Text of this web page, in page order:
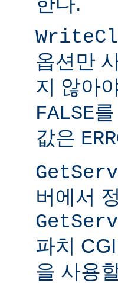
옵션만
지 않아
FALSE
값은
버에서
파치
을 사용